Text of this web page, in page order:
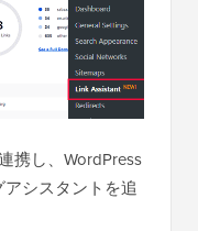
携し、WordPress
シスタントを追